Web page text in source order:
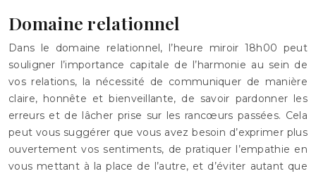
Domaine relationnel
Dans le domaine relationnel, l’heure miroir 18h00 peut
souligner l’importance capitale de l’harmonie au sein de
vos relations, la nécessité de communiquer de manière
claire, honnête et bienveillante, de savoir pardonner les
erreurs et de lâcher prise sur les rancœurs passées. Cela
peut vous suggérer que vous avez besoin d’exprimer plus
ouvertement vos sentiments, de pratiquer l’empathie en
vous mettant à la place de l’autre, et d’éviter autant que